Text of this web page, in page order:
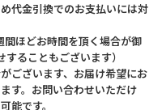
代金引換でのお支払いには対
ほどお時間を頂く場合が御
ることもございます）
ございます、お届け希望にお
す。お問い合わせいただけ
能です。